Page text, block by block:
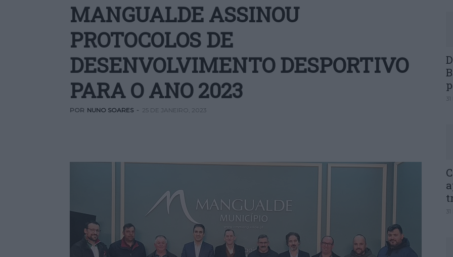
MANGUALDE ASSINOU
PROTOCOLOS DE
DESENVOLVIMENTO DESPORTIVO
PARA O ANO 2023
POR NUNO SOARES - 25 DE JANEIRO, 2023